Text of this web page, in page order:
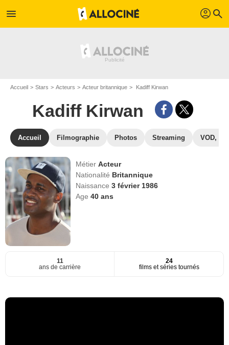
menu profil search
Accueil Stars Acteurs Acteur britannique Kadiff Kirwan
Kadiff Kirwan
Accueil Filmographie Photos Streaming VOD,
MétierActeur
Nationalité Britannique
Naissance3 février 1986
Age40 ans
11
ans de carrière
24
films et séries tournés